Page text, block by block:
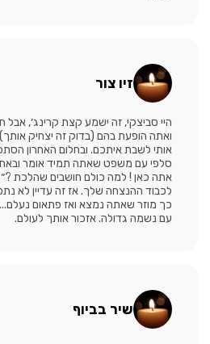
זיו צור
היי סביצקי, זה ישמע קצת קרינג׳, אבל
ואתה הופעת בהם (בדוק זה יצחיק
אותי לשבת איתכם. ובחלום האחרון
סלפי עם
אתה כאן ! למה כולם חושבים שהלכת
לכבוד ההנצחה שלך. אז זה
כך מוזר שאתה נמצא ואז פתאום
עם נשמה גדולה. אזכור אותך לעולם.
שיר בביוף